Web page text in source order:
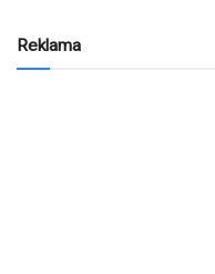
Reklama